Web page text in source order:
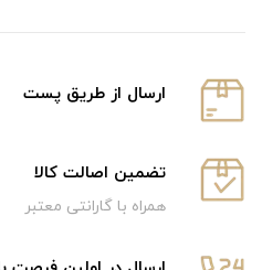
ارسال از طریق پست
تضمین اصالت کالا
همراه با گارانتی معتبر